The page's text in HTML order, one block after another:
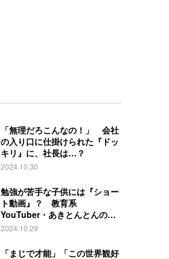
「無理だろこんなの！」 会社
の入り口に仕掛けられた『ドッ
キリ』に、社長は…？
2024.10.30
勉強が苦手な子供には『ショー
ト動画』？ 教育系
YouTuber・あきとんとんの戦
略とは
2024.10.29
「まじで才能」「この世界観好